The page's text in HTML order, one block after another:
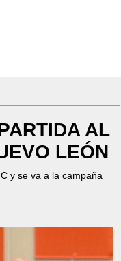
AL
LEÓN
y se va a la campaña